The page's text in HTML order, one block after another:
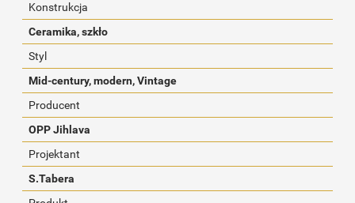
Konstrukcja
Ceramika, szkło
Styl
Mid-century, modern, Vintage
Producent
OPP Jihlava
Projektant
S.Tabera